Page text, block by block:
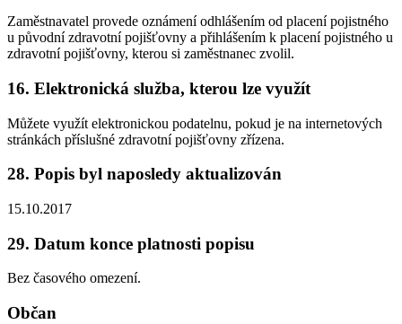
Zaměstnavatel provede oznámení odhlášením od placení pojistného
u původní zdravotní pojišťovny a přihlášením k placení pojistného u
zdravotní pojišťovny, kterou si zaměstnanec zvolil.
16. Elektronická služba, kterou lze využít
Můžete využít elektronickou podatelnu, pokud je na internetových
stránkách příslušné zdravotní pojišťovny zřízena.
28. Popis byl naposledy aktualizován
15.10.2017
29. Datum konce platnosti popisu
Bez časového omezení.
Občan